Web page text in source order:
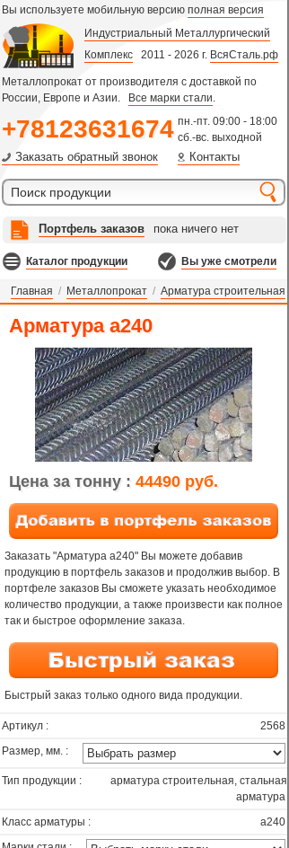
Вы используете мобильную версию полная версия
Индустриальный Металлургический
Комплекс 2011 - 2026 г. ВсяСталь.рф
Металлопрокат от производителя с доставкой по
России, Европе и Азии.
Все марки стали.
+78123631674 пн.-пт. 09:00 - 18:00
сб.-вс. выходной
Заказать обратный звонок Контакты
Портфель заказов пока ничего нет
Каталог продукции Вы уже смотрели
Главная / Металлопрокат / Арматура строительная
Арматура а240
Цена за тонну : 44490 руб.
Заказать "Арматура а240" Вы можете добавив
продукцию в портфель заказов и продолжив выбор. В
портфеле заказов Вы сможете указать необходимое
количество продукции, а также произвести как полное
так и быстрое оформление заказа.
Быстрый заказ только одного вида продукции.
Артикул :
2568
Размер, мм. :
Тип продукции :
арматура строительная, стальная
арматура
Класс арматуры :
а240